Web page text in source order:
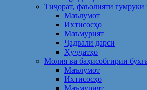
Тиҷорат, фаъолияти гумрукӣ
Маълумот
Ихтисосҳо
Маъмурият
Ҷадвали дарсӣ
Ҳуҷҷатҳо
Молия ва баҳисобгирии
Маълумот
Ихтисосҳо
Маъмурият